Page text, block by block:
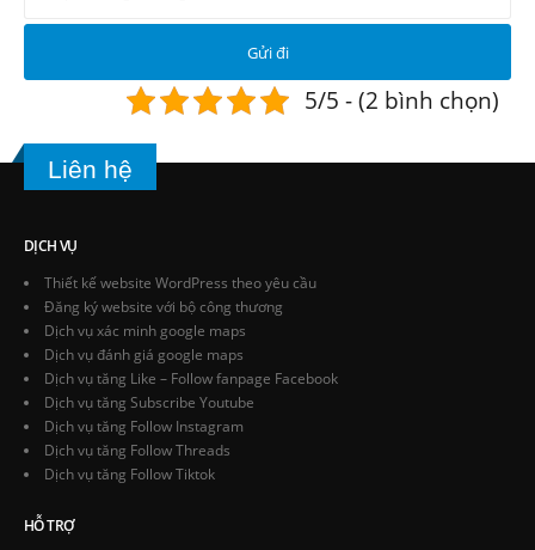
5/5 - (2 bình chọn)
Liên hệ
DỊCH VỤ
Thiết kế website WordPress theo yêu cầu
Đăng ký website với bộ công thương
Dịch vụ xác minh google maps
Dịch vụ đánh giá google maps
Dịch vụ tăng Like – Follow fanpage Facebook
Dịch vụ tăng Subscribe Youtube
Dịch vụ tăng Follow Instagram
Dịch vụ tăng Follow Threads
Dịch vụ tăng Follow Tiktok
HỖ TRỢ